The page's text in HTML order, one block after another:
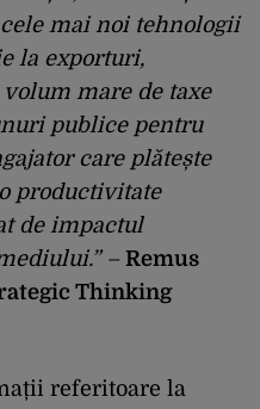
mai noi tehnologii
la exporturi,
mare de taxe
publice pentru
care plătește
productivitate
de impactul
– Remus
Thinking
referitoare la